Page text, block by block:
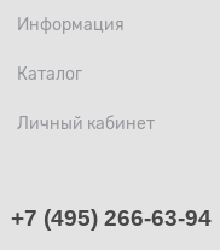
Информация
Каталог
Личный кабинет
+7 (495) 266-63-94